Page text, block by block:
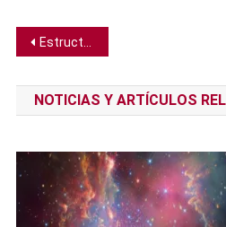
Navegación
de
entradas
Estructura gigante descubierta bajo las Bermudas no se parece a nada antes visto
NOTICIAS Y ARTÍCULOS